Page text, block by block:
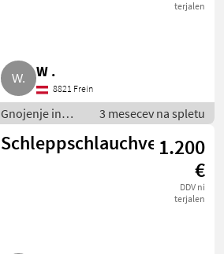
terjalen
W .
8821 Frein
Gnojenje in
namakanje /
Cevi za gnoj
3 mesecev na spletu
Schleppschlauchverteiler
1.200
€
DDV ni
terjalen